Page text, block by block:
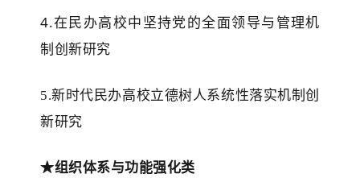
4.在民办高校中坚持党的全面领导与管理机
制创新研究
5.新时代民办高校立德树人系统性落实机制创
新研究
★组织体系与功能强化类